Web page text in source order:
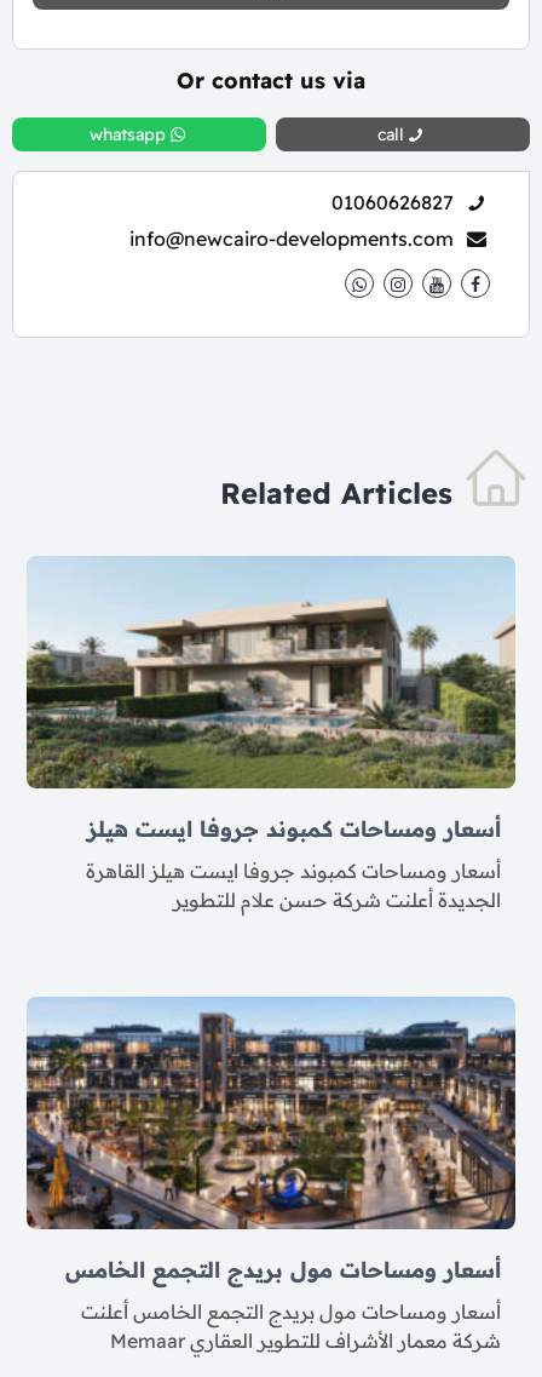
Or contact us via
call
whatsapp
01060626827
info@newcairo-developments.com
Related Articles
أسعار ومساحات كمبوند جروفا ايست هيلز
أسعار ومساحات كمبوند جروفا ايست هيلز القاهرة
الجديدة أعلنت شركة حسن علام للتطوير
أسعار ومساحات مول بريدج التجمع الخامس
أسعار ومساحات مول بريدج التجمع الخامس أعلنت
شركة معمار الأشراف للتطوير العقاري Memaar